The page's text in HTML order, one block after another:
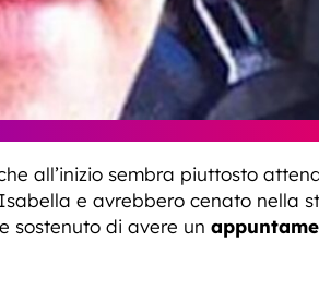
all’inizio sembra piuttosto
e avrebbero cenato nella
sostenuto di avere un